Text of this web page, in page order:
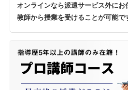
オンラインなら派遣サービス外に
教師から授業を受けることが可能で